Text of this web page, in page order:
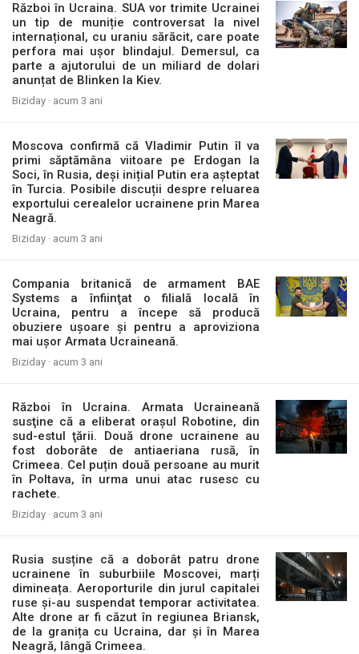
Război în Ucraina. SUA vor trimite Ucrainei
un tip de muniție controversat la nivel
internațional, cu uraniu sărăcit, care poate
perfora mai ușor blindajul. Demersul, ca
parte a ajutorului de un miliard de dolari
anunțat de Blinken la Kiev.
Biziday · acum 3 ani
Moscova confirmă că Vladimir Putin îl va
primi săptămâna viitoare pe Erdogan la
Soci, în Rusia, deși inițial Putin era așteptat
în Turcia. Posibile discuții despre reluarea
exportului cerealelor ucrainene prin Marea
Neagră.
Biziday · acum 3 ani
Compania britanică de armament BAE
Systems a înfiinţat o filială locală în
Ucraina, pentru a începe să producă
obuziere ușoare și pentru a aproviziona
mai ușor Armata Ucraineană.
Biziday · acum 3 ani
Război în Ucraina. Armata Ucraineană
susţine că a eliberat orașul Robotine, din
sud-estul ţării. Două drone ucrainene au
fost doborâte de antiaeriana rusă, în
Crimeea. Cel puțin două persoane au murit
în Poltava, în urma unui atac rusesc cu
rachete.
Biziday · acum 3 ani
Rusia susține că a doborât patru drone
ucrainene în suburbiile Moscovei, marți
dimineața. Aeroporturile din jurul capitalei
ruse și-au suspendat temporar activitatea.
Alte drone ar fi căzut în regiunea Briansk,
de la granița cu Ucraina, dar și în Marea
Neagră, lângă Crimeea.